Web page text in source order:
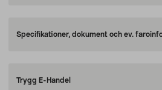
Specifikationer, dokument och ev.
Trygg E-Handel